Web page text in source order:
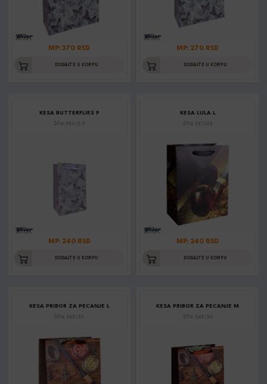
MP: 370 RSD
DODAJTE U KORPU
MP: 270 RSD
DODAJTE U KORPU
KESA BUTTERFLIES P
Šifra: 35416-9
MP: 240 RSD
DODAJTE U KORPU
KESA LULA L
Šifra: 337068
MP: 240 RSD
DODAJTE U KORPU
KESA PRIBOR ZA PECANJE L
Šifra: 349155
KESA PRIBOR ZA PECANJE M
Šifra: 349154